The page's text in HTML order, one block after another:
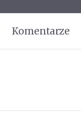
Komentarze